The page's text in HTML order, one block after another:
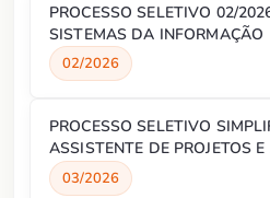
PROCESSO SELETIVO 02/
SISTEMAS DA INFORMAÇÃO
02/2026
PROCESSO SELETIVO
ASSISTENTE DE PROJETOS
ADMINISTRATIVO
03/2026